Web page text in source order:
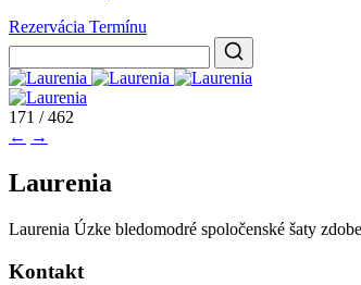
Rezervácia Termínu
171 / 462
← →
Laurenia
Laurenia Úzke bledomodré spoločenské šaty
Kontakt